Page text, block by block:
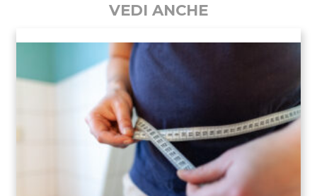
VEDI ANCHE